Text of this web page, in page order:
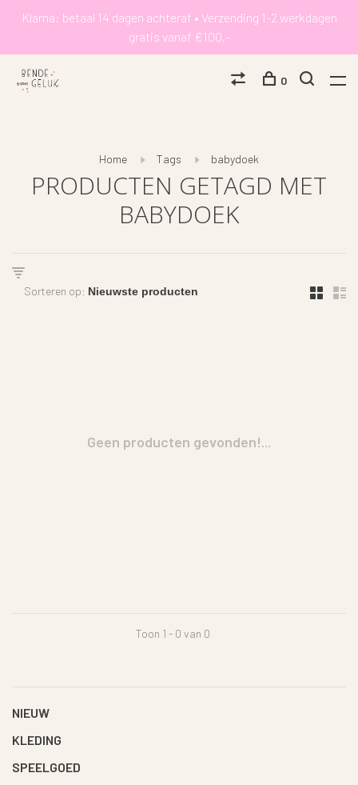
Klarna: betaal 14 dagen achteraf • Verzending 1-2 werkdagen
gratis vanaf €100,-
0
Home Tags babydoek
PRODUCTEN GETAGD MET
BABYDOEK
Sorteren op:
Geen producten gevonden!...
Toon 1 - 0 van 0
NIEUW
KLEDING
SPEELGOED